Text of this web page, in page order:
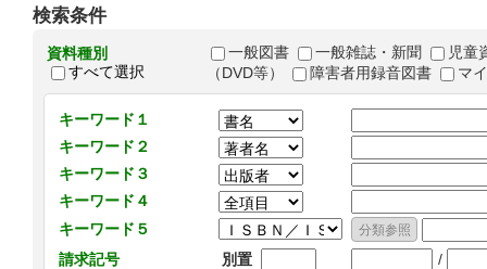
検索条件
資料種別
すべて選択
一般図書 一般雑誌・新聞
児童
（DVD等）
障害者用録音図書 マ
キーワード１
キーワード２
キーワード３
キーワード４
キーワード５
請求記号
別置 /